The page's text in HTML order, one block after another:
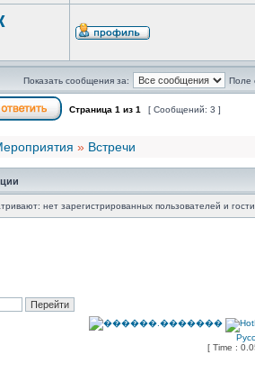
Показать сообщения за: Поле
Страница 1 из 1 [ Сообщений: 3 ]
» Встречи
нет зарегистрированных пользователей и
[ Time :